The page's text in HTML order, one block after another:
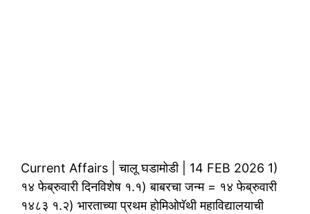
Current Affairs | चालू घडामोडी | 14 FEB 2026 1)
१४ फेब्रुवारी दिनविशेष १.१) बाबरचा जन्म = १४ फेब्रुवारी
१४८३ १.२) भारताच्या प्रथम होमिओपॅथी महाविद्यालयाची